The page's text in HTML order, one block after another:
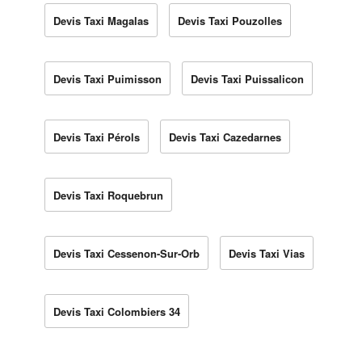
Devis Taxi Magalas Devis Taxi Pouzolles
Devis Taxi Puimisson Devis Taxi Puissalicon
Devis Taxi Pérols Devis Taxi Cazedarnes
Devis Taxi Roquebrun
Devis Taxi Cessenon-Sur-Orb Devis Taxi Vias
Devis Taxi Colombiers 34